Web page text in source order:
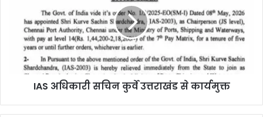
IAS अधिकारी सचिन कुर्वे उत्तराखंड से कार्यमुक्त